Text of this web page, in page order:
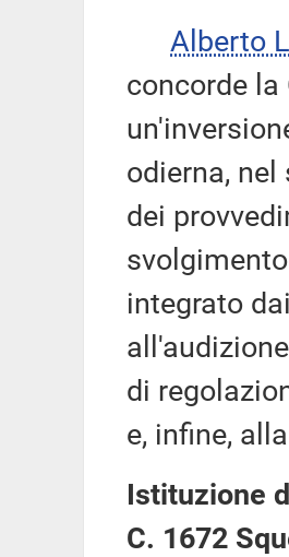
Alberto
concorde la
odierna,
dei
integrato
di
e, infine,
Istituzione
C. 1672